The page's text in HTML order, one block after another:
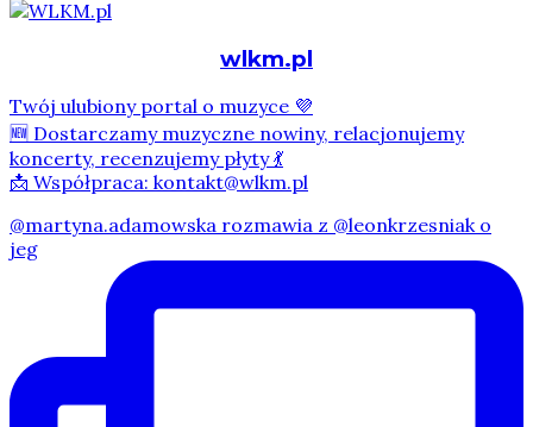
wlkm.pl
Twój ulubiony portal o muzyce 💜
🆕 Dostarczamy muzyczne nowiny, relacjonujemy
koncerty, recenzujemy płyty 💃
📩 Współpraca: kontakt@wlkm.pl
@martyna.adamowska rozmawia z @leonkrzesniak o
jeg